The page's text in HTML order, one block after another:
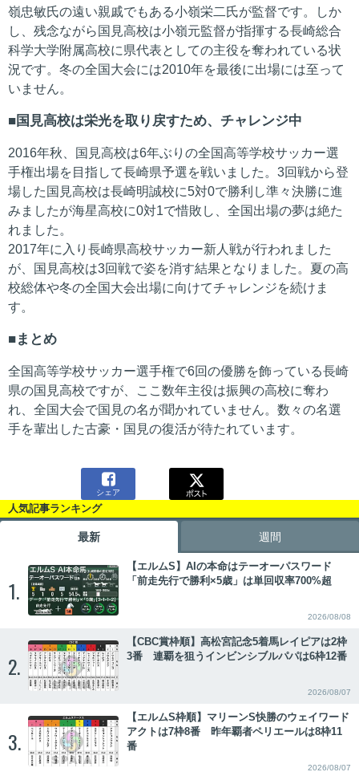
嶺忠敏氏の遠い親戚でもある小嶺栄二氏が監督です。しか
し、残念ながら国見高校は小嶺元監督が指揮する長崎総合
科学大学附属高校に県代表としての主役を奪われている状
況です。冬の全国大会には2010年を最後に出場には至って
いません。
国見高校は栄光を取り戻すため、チャレンジ中
2016年秋、国見高校は6年ぶりの全国高等学校サッカー選
手権出場を目指して長崎県予選を戦いました。3回戦から登
場した国見高校は長崎明誠校に5対0で勝利し準々決勝に進
みましたが海星高校に0対1で惜敗し、全国出場の夢は絶た
れました。
2017年に入り長崎県高校サッカー新人戦が行われました
が、国見高校は3回戦で姿を消す結果となりました。夏の高
校総体や冬の全国大会出場に向けてチャレンジを続けま
す。
まとめ
全国高等学校サッカー選手権で6回の優勝を飾っている長崎
県の国見高校ですが、ここ数年主役は振興の高校に奪わ
れ、全国大会で国見の名が聞かれていません。数々の名選
手を輩出した古豪・国見の復活が待たれています。

シェア
人気記事ランキング
最新 週間
1.
【エルムS】AIの本命はテーオーパスワード
「前走先行で勝利×5歳」は単回収率700%超
2026/08/08
2.
【CBC賞枠順】高松宮記念5着馬レイピアは2枠
3番 連覇を狙うインビンシブルパパは6枠12番
2026/08/07
3.
【エルムS枠順】マリーンS快勝のウェイワード
アクトは7枠8番 昨年覇者ペリエールは8枠11
番
2026/08/07